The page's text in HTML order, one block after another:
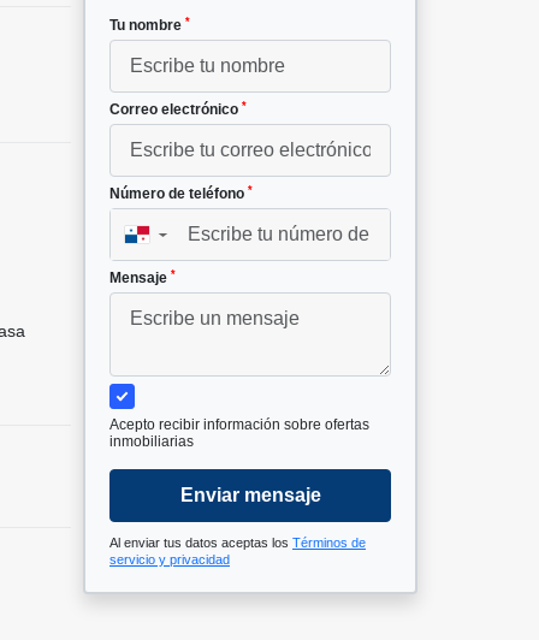
Tu nombre *
Correo electrónico *
Número de teléfono *
▼
Mensaje *
Acepto recibir información sobre ofertas
inmobiliarias
Enviar mensaje
Al enviar tus datos aceptas los Términos de
servicio y privacidad